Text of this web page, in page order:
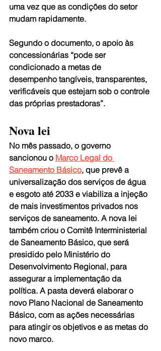
uma vez que as condições do setor
mudam rapidamente.
Segundo o documento, o apoio às
concessionárias “pode ser
condicionado a metas de
desempenho tangíveis, transparentes,
verificáveis que estejam sob o controle
das próprias prestadoras”.
Nova lei
No mês passado, o governo
sancionou o Marco Legal do
Saneamento Básico, que prevê a
universalização dos serviços de água
e esgoto até 2033 e viabiliza a injeção
de mais investimentos privados nos
serviços de saneamento. A nova lei
também criou o Comitê Interministerial
de Saneamento Básico, que será
presidido pelo Ministério do
Desenvolvimento Regional, para
assegurar a implementação da
política. A pasta deverá elaborar o
novo Plano Nacional de Saneamento
Básico, com as ações necessárias
para atingir os objetivos e as metas do
novo marco.